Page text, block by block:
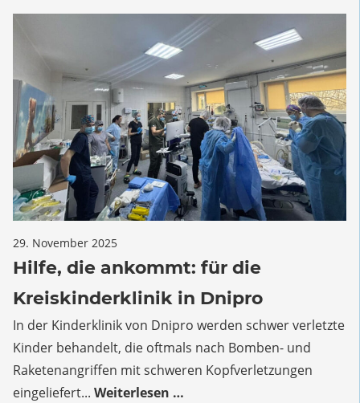
29. November 2025
Hilfe,
ankommt:
für
die
Kreiskinderklinik
in
Hilfe, die ankommt: für die
Kreiskinderklinik in Dnipro
In der Kinderklinik von Dnipro werden schwer verletzte
Kinder behandelt, die oftmals nach Bomben- und
Raketenangriffen mit schweren Kopfverletzungen
eingeliefert... Weiterlesen …